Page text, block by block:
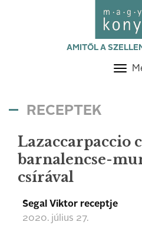
AMITŐL A
RECEPTEK
Lazaccarpaccio
barnalencse-
csírával
Segal Viktor receptje
2020. július 27.